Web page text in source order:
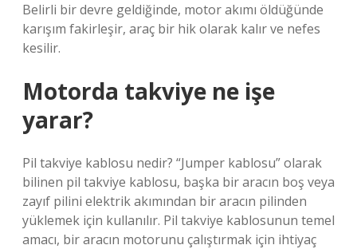
Belirli bir devre geldiğinde, motor akımı öldüğünde
karışım fakirleşir, araç bir hik olarak kalır ve nefes
kesilir.
Motorda takviye ne işe
yarar?
Pil takviye kablosu nedir? “Jumper kablosu” olarak
bilinen pil takviye kablosu, başka bir aracın boş veya
zayıf pilini elektrik akımından bir aracın pilinden
yüklemek için kullanılır. Pil takviye kablosunun temel
amacı, bir aracın motorunu çalıştırmak için ihtiyaç